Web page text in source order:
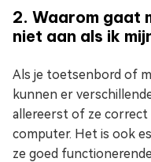
2. Waarom gaat
niet aan als ik
Als je toetsenbord of
kunnen er
allereerst of ze correct
computer. Het is ook
ze goed